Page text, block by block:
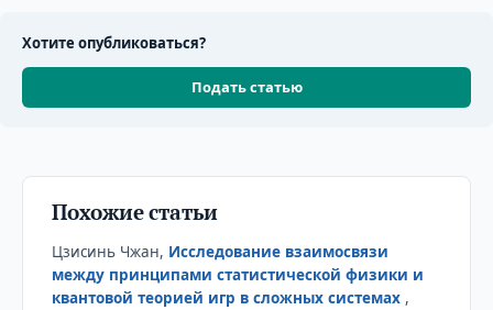
Хотите опубликоваться?
Подать статью
Похожие статьи
Цзисинь Чжан, Исследование взаимосвязи
между принципами статистической физики и
квантовой теорией игр в сложных системах ,